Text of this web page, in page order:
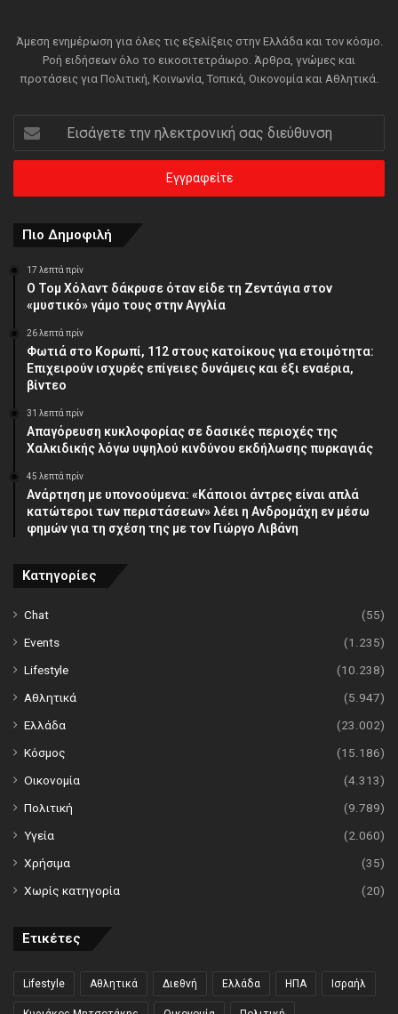
Άμεση ενημέρωση για όλες τις εξελίξεις στην Ελλάδα και τον κόσμο.
Ροή ειδήσεων όλο το εικοσιτετράωρο. Άρθρα, γνώμες και
προτάσεις για Πολιτική, Κοινωνία, Τοπικά, Οικονομία και Αθλητικά.
την
ηλεκτρονική
διεύθυνση
Πιο Δημοφιλή
17 λεπτά πρίν
Ο Τομ Χόλαντ δάκρυσε όταν είδε τη Ζεντάγια στον
«μυστικό» γάμο τους στην Αγγλία
26 λεπτά πρίν
Φωτιά στο Κορωπί, 112 στους κατοίκους για ετοιμότητα:
Επιχειρούν ισχυρές επίγειες δυνάμεις και έξι εναέρια,
βίντεο
31 λεπτά πρίν
Απαγόρευση κυκλοφορίας σε δασικές περιοχές της
Χαλκιδικής λόγω υψηλού κινδύνου εκδήλωσης πυρκαγιάς
45 λεπτά πρίν
Ανάρτηση με υπονοούμενα: «Κάποιοι άντρες είναι απλά
κατώτεροι των περιστάσεων» λέει η Ανδρομάχη εν μέσω
φημών για τη σχέση της με τον Γιώργο Λιβάνη
Κατηγορίες
Chat
(55)
Events
(1.235)
Lifestyle
(10.238)
Αθλητικά
(5.947)
Ελλάδα
(23.002)
Κόσμος
(15.186)
Οικονομία
(4.313)
Πολιτική
(9.789)
Υγεία
(2.060)
Χρήσιμα
(35)
Χωρίς κατηγορία
(20)
Ετικέτες
Lifestyle Αθλητικά Διεθνή Ελλάδα ΗΠΑ Ισραήλ